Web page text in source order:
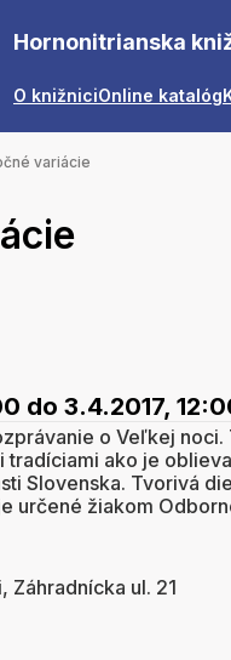
Hornonitrianska
O knižniciOnline katalóg
variácie
do 3.4.2017,
o Veľkej noci.
tradíciami ako je
Slovenska. Tvorivá
určené žiakom
ul. 21